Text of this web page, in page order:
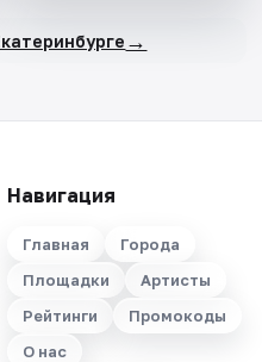
→
Навигация
Главная
Города
Площадки
Артисты
Рейтинги
Промокоды
О нас